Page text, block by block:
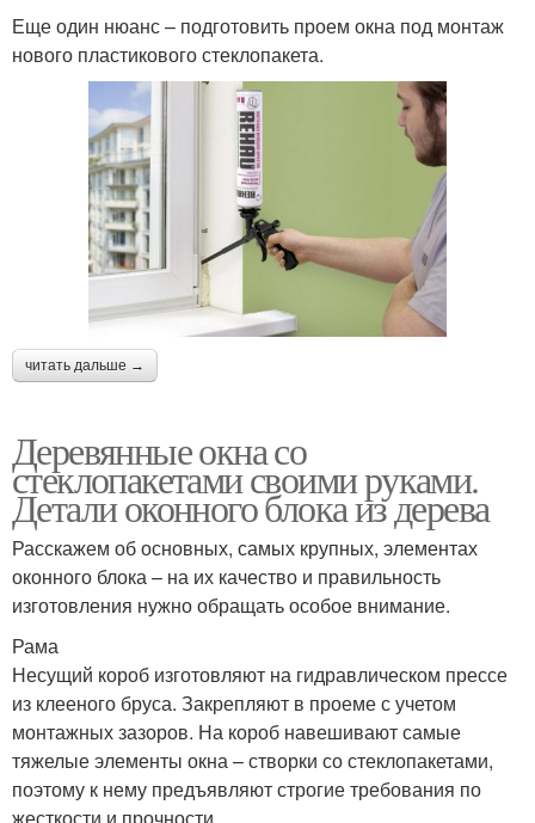
Еще один нюанс – подготовить проем окна под монтаж
нового пластикового стеклопакета.
читать дальше →
Деревянные окна со
стеклопакетами своими руками.
Детали оконного блока из дерева
Расскажем об основных, самых крупных, элементах
оконного блока – на их качество и правильность
изготовления нужно обращать особое внимание.
Рама
Несущий короб изготовляют на гидравлическом прессе
из клееного бруса. Закрепляют в проеме с учетом
монтажных зазоров. На короб навешивают самые
тяжелые элементы окна – створки со стеклопакетами,
поэтому к нему предъявляют строгие требования по
жесткости и прочности.